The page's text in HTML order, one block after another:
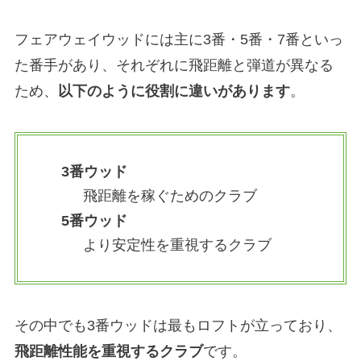
フェアウェイウッドには主に3番・5番・7番といっ
た番手があり、それぞれに飛距離と弾道が異なる
ため、
以下のように役割に違いがあります。
3番ウッド
飛距離を稼ぐためのクラブ
5番ウッド
より安定性を重視するクラブ
その中でも3番ウッドは最もロフトが立っており、
飛距離性能を重視するクラブです。